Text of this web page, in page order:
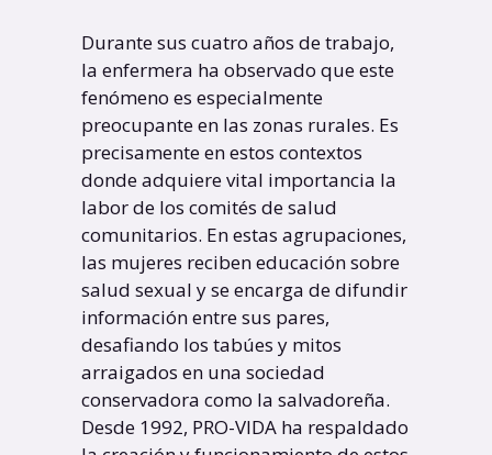
Durante sus cuatro años de trabajo,
la enfermera ha observado que este
fenómeno es especialmente
preocupante en las zonas rurales. Es
precisamente en estos contextos
donde adquiere vital importancia la
labor de los comités de salud
comunitarios. En estas agrupaciones,
las mujeres reciben educación sobre
salud sexual y se encarga de difundir
información entre sus pares,
desafiando los tabúes y mitos
arraigados en una sociedad
conservadora como la salvadoreña.
Desde 1992, PRO-VIDA ha respaldado